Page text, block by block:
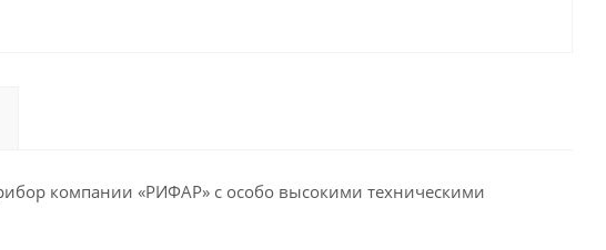
компании «РИФАР» с особо высокими техническими